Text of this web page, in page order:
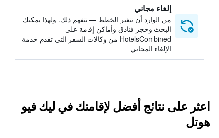
إلغاء مجاني
من الوارد أن تتغير الخطط — نتفهم ذلك. ولهذا يمكنك
البحث وحجز فنادق وأماكن إقامة على
HotelsCombined من وكالات السفر التي تقدم خدمة
الإلغاء المجاني
اعثر على نتائج أفضل لإقامتك في ليك فيو
هوتل